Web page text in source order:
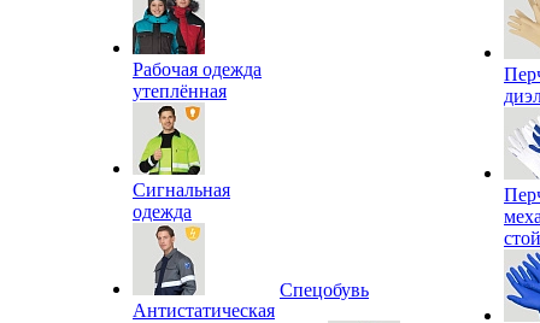
Рабочая одежда
утеплённая
Сигнальная
одежда
Антистатическая
Спецобувь